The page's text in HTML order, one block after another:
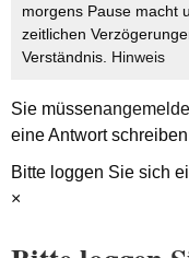
morgens Pause macht
zeitlichen
Verständnis. Hinweis
Sie müssen
eine Antwort
Bitte loggen Sie sich
×